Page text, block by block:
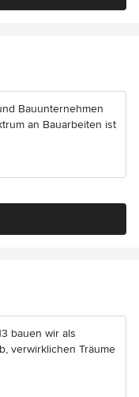
Bauunternehmen
an Bauarbeiten ist
bauen wir als
verwirklichen Träume